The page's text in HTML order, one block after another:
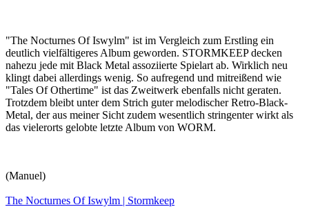
"The Nocturnes Of Iswylm" ist im Vergleich zum Erstling ein
deutlich vielfältigeres Album geworden. STORMKEEP decken
nahezu jede mit Black Metal assoziierte Spielart ab. Wirklich neu
klingt dabei allerdings wenig. So aufregend und mitreißend wie
"Tales Of Othertime" ist das Zweitwerk ebenfalls nicht geraten.
Trotzdem bleibt unter dem Strich guter melodischer Retro-Black-
Metal, der aus meiner Sicht zudem wesentlich stringenter wirkt als
das vielerorts gelobte letzte Album von WORM.
(Manuel)
The Nocturnes Of Iswylm | Stormkeep